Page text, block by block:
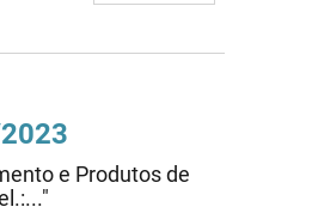
e Produtos de